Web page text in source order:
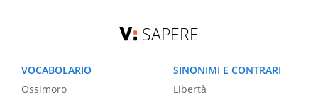
SAPERE
VOCABOLARIO
Ossimoro
SINONIMI E CONTRARI
Libertà